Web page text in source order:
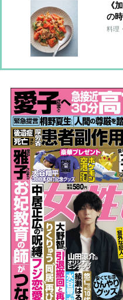
《
の
煮
料理